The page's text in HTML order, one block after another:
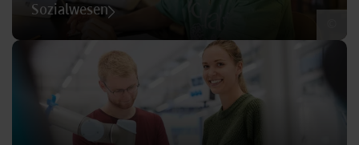
Sozialwesen